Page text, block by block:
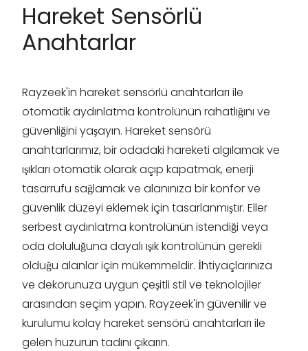
Hareket Sensörlü
Anahtarlar
Rayzeek'in hareket sensörlü anahtarları ile
otomatik aydınlatma kontrolünün rahatlığını ve
güvenliğini yaşayın. Hareket sensörü
anahtarlarımız, bir odadaki hareketi algılamak ve
ışıkları otomatik olarak açıp kapatmak, enerji
tasarrufu sağlamak ve alanınıza bir konfor ve
güvenlik düzeyi eklemek için tasarlanmıştır. Eller
serbest aydınlatma kontrolünün istendiği veya
oda doluluğuna dayalı ışık kontrolünün gerekli
olduğu alanlar için mükemmeldir. İhtiyaçlarınıza
ve dekorunuza uygun çeşitli stil ve teknolojiler
arasından seçim yapın. Rayzeek'in güvenilir ve
kurulumu kolay hareket sensörü anahtarları ile
gelen huzurun tadını çıkarın.